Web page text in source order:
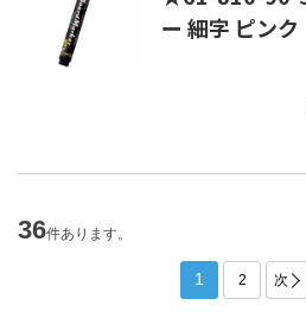
ー 細字 ピンク
36件あります。
1 2 次